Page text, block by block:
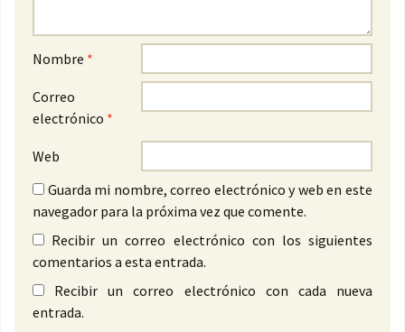
Nombre *
Correo
electrónico *
Web
Guarda mi nombre, correo electrónico y web en este
navegador para la próxima vez que comente.
Recibir un correo electrónico con los siguientes
comentarios a esta entrada.
Recibir un correo electrónico con cada nueva
entrada.